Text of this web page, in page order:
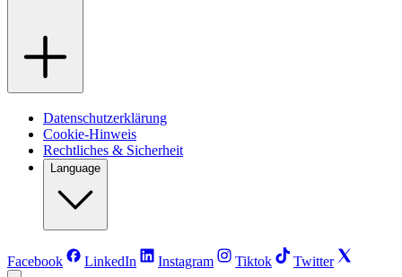
Datenschutzerklärung
Cookie-Hinweis
Rechtliches & Sicherheit
Language
Facebook LinkedIn Instagram Tiktok Twitter